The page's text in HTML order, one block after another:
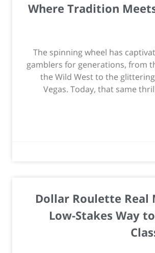
Where Tradition
The spinning wheel has
gamblers for generations, from
the Wild West to the
Vegas. Today, that same
Dollar Roulette Real
Low-Stakes Way